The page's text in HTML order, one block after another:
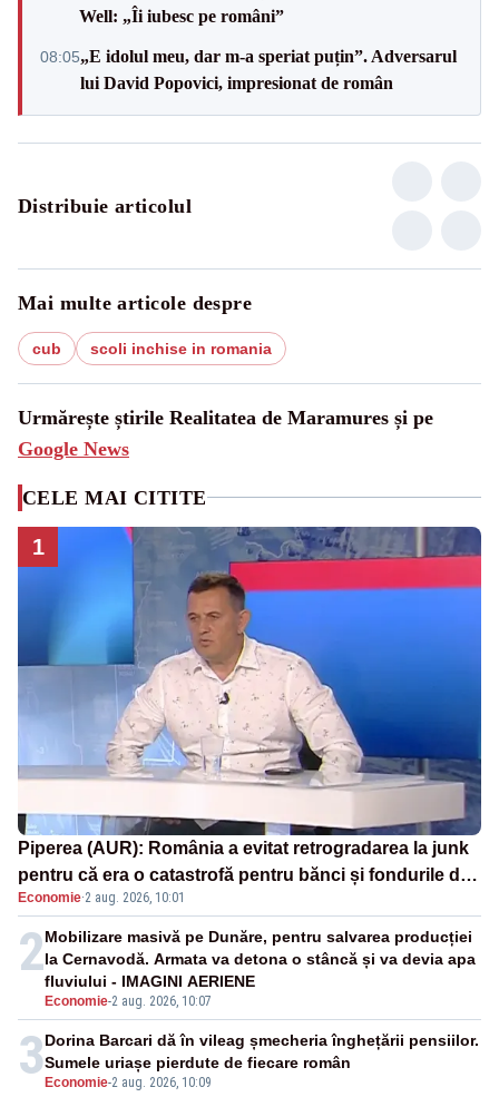
Well: „Îi iubesc pe români”
08:05„E idolul meu, dar m-a speriat puțin”. Adversarul
lui David Popovici, impresionat de român
Distribuie articolul
Mai multe articole despre
cub scoli inchise in romania
Urmărește știrile Realitatea de Maramures și pe
Google News
CELE MAI CITITE
1
Piperea (AUR): România a evitat retrogradarea la junk
pentru că era o catastrofă pentru bănci și fondurile de
pensii
Economie·2 aug. 2026, 10:01
2
Economie-2 aug. 2026, 10:07
Mobilizare masivă pe Dunăre, pentru salvarea producției
la Cernavodă. Armata va detona o stâncă și va devia apa
fluviului - IMAGINI AERIENE
3 Economie-2 aug. 2026, 10:09
Dorina Barcari dă în vileag șmecheria înghețării pensiilor.
Sumele uriașe pierdute de fiecare român